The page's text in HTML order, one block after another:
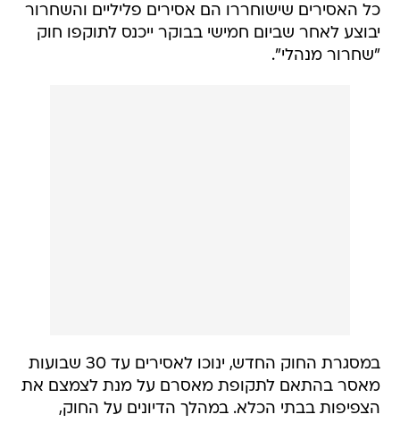
כל האסירים שישוחררו הם אסירים פליליים והשחרור
יבוצע לאחר שביום חמישי בבוקר ייכנס לתוקפו חוק
"שחרור מנהלי".
במסגרת החוק החדש, ינוכו לאסירים עד 30 שבועות
מאסר בהתאם לתקופת מאסרם על מנת לצמצם את
הצפיפות בבתי הכלא. במהלך הדיונים על החוק,